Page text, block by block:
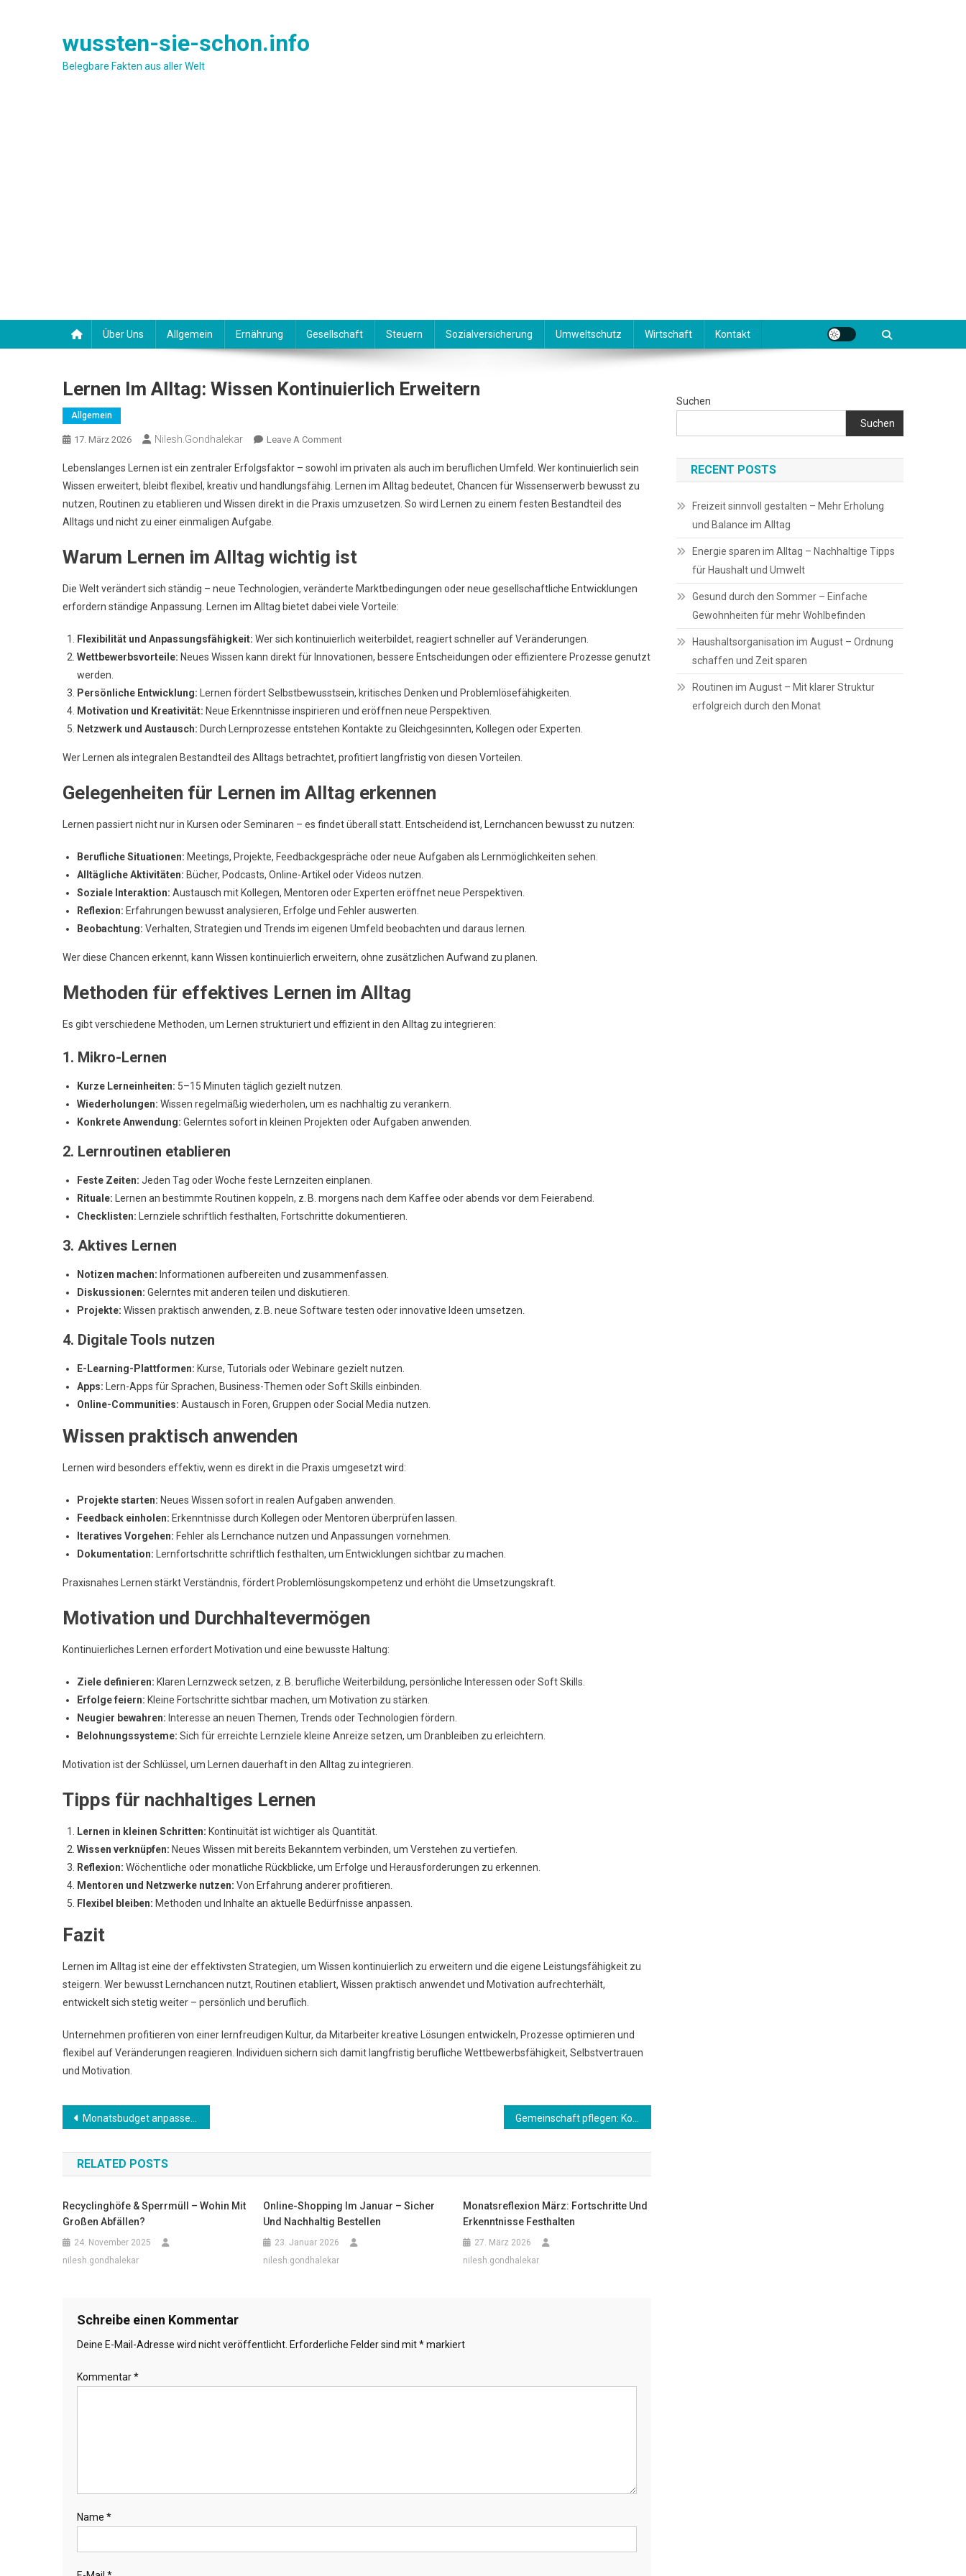
wussten-sie-schon.info
Belegbare Fakten aus aller Welt
Über Uns Allgemein Ernährung Gesellschaft Steuern Sozialversicherung Umweltschutz Wirtschaft Kontakt
Lernen Im Alltag: Wissen Kontinuierlich Erweitern
Allgemein
17. März 2026 Nilesh.gondhalekar Leave A CommentOn
Im
Alltag:
Wissen
Lebenslanges Lernen ist ein zentraler Erfolgsfaktor – sowohl im privaten als auch im beruflichen Umfeld. Wer kontinuierlich sein
Wissen erweitert, bleibt flexibel, kreativ und handlungsfähig. Lernen im Alltag bedeutet, Chancen für Wissenserwerb bewusst zu
nutzen, Routinen zu etablieren und Wissen direkt in die Praxis umzusetzen. So wird Lernen zu einem festen Bestandteil des
Alltags und nicht zu einer einmaligen Aufgabe.
Warum Lernen im Alltag wichtig ist
Die Welt verändert sich ständig – neue Technologien, veränderte Marktbedingungen oder neue gesellschaftliche Entwicklungen
erfordern ständige Anpassung. Lernen im Alltag bietet dabei viele Vorteile:
Flexibilität und Anpassungsfähigkeit: Wer sich kontinuierlich weiterbildet, reagiert schneller auf Veränderungen.
Wettbewerbsvorteile: Neues Wissen kann direkt für Innovationen, bessere Entscheidungen oder effizientere Prozesse genutzt
werden.
Persönliche Entwicklung: Lernen fördert Selbstbewusstsein, kritisches Denken und Problemlösefähigkeiten.
Motivation und Kreativität: Neue Erkenntnisse inspirieren und eröffnen neue Perspektiven.
Netzwerk und Austausch: Durch Lernprozesse entstehen Kontakte zu Gleichgesinnten, Kollegen oder Experten.
Wer Lernen als integralen Bestandteil des Alltags betrachtet, profitiert langfristig von diesen Vorteilen.
Gelegenheiten für Lernen im Alltag erkennen
Lernen passiert nicht nur in Kursen oder Seminaren – es findet überall statt. Entscheidend ist, Lernchancen bewusst zu nutzen:
Berufliche Situationen: Meetings, Projekte, Feedbackgespräche oder neue Aufgaben als Lernmöglichkeiten sehen.
Alltägliche Aktivitäten: Bücher, Podcasts, Online-Artikel oder Videos nutzen.
Soziale Interaktion: Austausch mit Kollegen, Mentoren oder Experten eröffnet neue Perspektiven.
Reflexion: Erfahrungen bewusst analysieren, Erfolge und Fehler auswerten.
Beobachtung: Verhalten, Strategien und Trends im eigenen Umfeld beobachten und daraus lernen.
Wer diese Chancen erkennt, kann Wissen kontinuierlich erweitern, ohne zusätzlichen Aufwand zu planen.
Methoden für effektives Lernen im Alltag
Es gibt verschiedene Methoden, um Lernen strukturiert und effizient in den Alltag zu integrieren:
1. Mikro-Lernen
Kurze Lerneinheiten: 5–15 Minuten täglich gezielt nutzen.
Wiederholungen: Wissen regelmäßig wiederholen, um es nachhaltig zu verankern.
Konkrete Anwendung: Gelerntes sofort in kleinen Projekten oder Aufgaben anwenden.
2. Lernroutinen etablieren
Feste Zeiten: Jeden Tag oder Woche feste Lernzeiten einplanen.
Rituale: Lernen an bestimmte Routinen koppeln, z. B. morgens nach dem Kaffee oder abends vor dem Feierabend.
Checklisten: Lernziele schriftlich festhalten, Fortschritte dokumentieren.
3. Aktives Lernen
Notizen machen: Informationen aufbereiten und zusammenfassen.
Diskussionen: Gelerntes mit anderen teilen und diskutieren.
Projekte: Wissen praktisch anwenden, z. B. neue Software testen oder innovative Ideen umsetzen.
4. Digitale Tools nutzen
E-Learning-Plattformen: Kurse, Tutorials oder Webinare gezielt nutzen.
Apps: Lern-Apps für Sprachen, Business-Themen oder Soft Skills einbinden.
Online-Communities: Austausch in Foren, Gruppen oder Social Media nutzen.
Wissen praktisch anwenden
Lernen wird besonders effektiv, wenn es direkt in die Praxis umgesetzt wird:
Projekte starten: Neues Wissen sofort in realen Aufgaben anwenden.
Feedback einholen: Erkenntnisse durch Kollegen oder Mentoren überprüfen lassen.
Iteratives Vorgehen: Fehler als Lernchance nutzen und Anpassungen vornehmen.
Dokumentation: Lernfortschritte schriftlich festhalten, um Entwicklungen sichtbar zu machen.
Praxisnahes Lernen stärkt Verständnis, fördert Problemlösungskompetenz und erhöht die Umsetzungskraft.
Motivation und Durchhaltevermögen
Kontinuierliches Lernen erfordert Motivation und eine bewusste Haltung:
Ziele definieren: Klaren Lernzweck setzen, z. B. berufliche Weiterbildung, persönliche Interessen oder Soft Skills.
Erfolge feiern: Kleine Fortschritte sichtbar machen, um Motivation zu stärken.
Neugier bewahren: Interesse an neuen Themen, Trends oder Technologien fördern.
Belohnungssysteme: Sich für erreichte Lernziele kleine Anreize setzen, um Dranbleiben zu erleichtern.
Motivation ist der Schlüssel, um Lernen dauerhaft in den Alltag zu integrieren.
Tipps für nachhaltiges Lernen
Lernen in kleinen Schritten: Kontinuität ist wichtiger als Quantität.
Wissen verknüpfen: Neues Wissen mit bereits Bekanntem verbinden, um Verstehen zu vertiefen.
Reflexion: Wöchentliche oder monatliche Rückblicke, um Erfolge und Herausforderungen zu erkennen.
Mentoren und Netzwerke nutzen: Von Erfahrung anderer profitieren.
Flexibel bleiben: Methoden und Inhalte an aktuelle Bedürfnisse anpassen.
Fazit
Lernen im Alltag ist eine der effektivsten Strategien, um Wissen kontinuierlich zu erweitern und die eigene Leistungsfähigkeit zu
steigern. Wer bewusst Lernchancen nutzt, Routinen etabliert, Wissen praktisch anwendet und Motivation aufrechterhält,
entwickelt sich stetig weiter – persönlich und beruflich.
Unternehmen profitieren von einer lernfreudigen Kultur, da Mitarbeiter kreative Lösungen entwickeln, Prozesse optimieren und
flexibel auf Veränderungen reagieren. Individuen sichern sich damit langfristig berufliche Wettbewerbsfähigkeit, Selbstvertrauen
und Motivation.
Beitrags-
Navigation
Monatsbudget anpassen: Finanzen strukturiert planen
RELATED POSTS
Recyclinghöfe & Sperrmüll – Wohin Mit
Großen Abfällen?
24. November 2025
nilesh.gondhalekar
Online-Shopping Im Januar – Sicher
Und Nachhaltig Bestellen
23. Januar 2026
nilesh.gondhalekar
Monatsreflexion März: Fortschritte Und
Erkenntnisse Festhalten
27. März 2026
nilesh.gondhalekar
Schreibe einen Kommentar
Deine E-Mail-Adresse wird nicht veröffentlicht. Erforderliche Felder sind mit*markiert
Kommentar*
Name *
Suchen
Suchen
RECENT POSTS
Freizeit sinnvoll gestalten – Mehr Erholung
und Balance im Alltag
Energie sparen im Alltag – Nachhaltige Tipps
für Haushalt und Umwelt
Gesund durch den Sommer – Einfache
Gewohnheiten für mehr Wohlbefinden
Haushaltsorganisation im August – Ordnung
schaffen und Zeit sparen
Routinen im August – Mit klarer Struktur
erfolgreich durch den Monat